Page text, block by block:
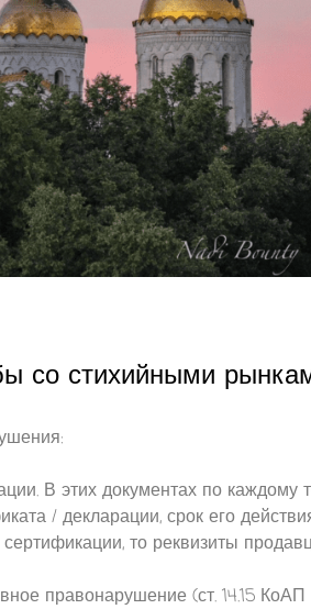
со стихийными
В этих документах по
/ декларации, срок его
то реквизиты
правонарушение (ст. 14.15